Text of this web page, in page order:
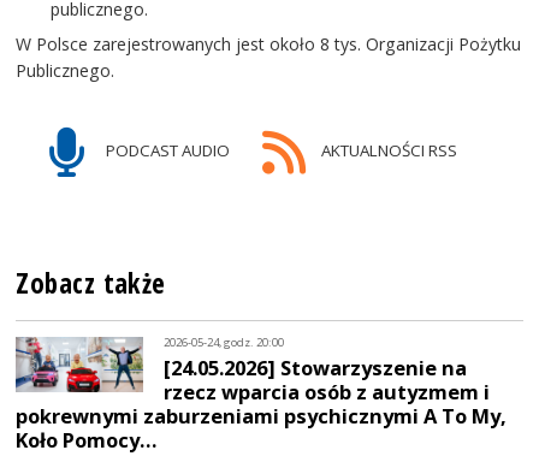
publicznego.
W Polsce zarejestrowanych jest około 8 tys. Organizacji Pożytku
Publicznego.
PODCAST AUDIO AKTUALNOŚCI RSS
Zobacz także
2026-05-24, godz. 20:00
[24.05.2026] Stowarzyszenie na
rzecz wparcia osób z autyzmem i
pokrewnymi zaburzeniami psychicznymi A To My,
Koło Pomocy…